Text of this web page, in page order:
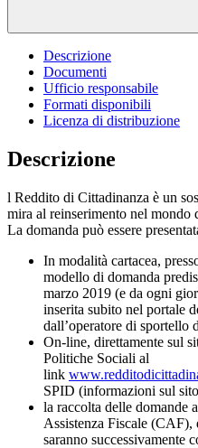
Descrizione
Documenti
Ufficio responsabile
Formati disponibili
Licenza di distribuzione
Descrizione
l Reddito di Cittadinanza è un
mira al reinserimento nel mondo
La domanda può essere
In modalità cartacea,
modello di domanda
marzo 2019 (e da ogni
inserita subito nel portale
dall’operatore di sportello
On-line, direttamente sul
Politiche Sociali al
link
SPID (informazioni sul sito
la raccolta delle domande
Assistenza Fiscale (CAF),
saranno successivamente